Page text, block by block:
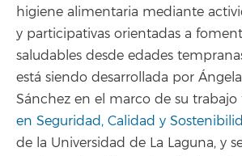
higiene alimentaria mediante
y participativas orientadas a
saludables desde edades
está siendo desarrollada por
Sánchez en el marco de su trabajo
en Seguridad, Calidad y
de la Universidad de La Laguna, y